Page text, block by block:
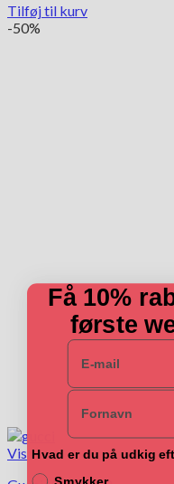
Tilføj til kurv
-50%
Vis
Få 10%
første
E-mail
Navn
Hvad er du på udkig
Smykker